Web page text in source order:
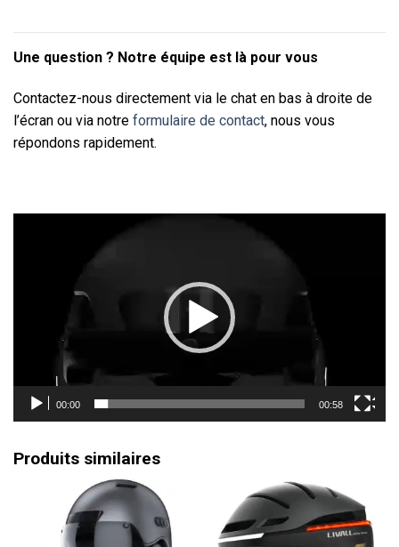
Une question ? Notre équipe est là pour vous
Contactez-nous directement via le chat en bas à droite de
l’écran ou via notre formulaire de contact, nous vous
répondons rapidement.
00:00 00:58
Produits similaires